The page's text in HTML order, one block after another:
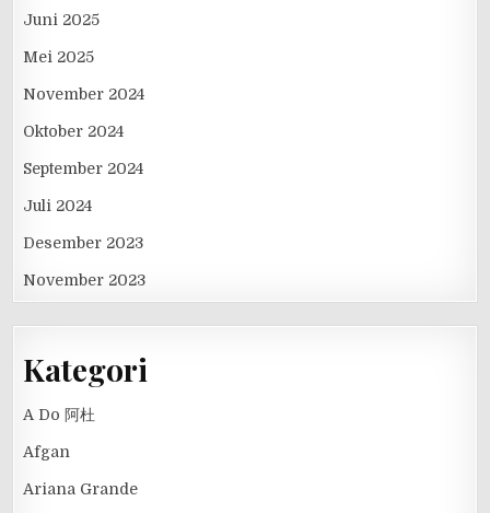
Juni 2025
Mei 2025
November 2024
Oktober 2024
September 2024
Juli 2024
Desember 2023
November 2023
Kategori
A Do 阿杜
Afgan
Ariana Grande